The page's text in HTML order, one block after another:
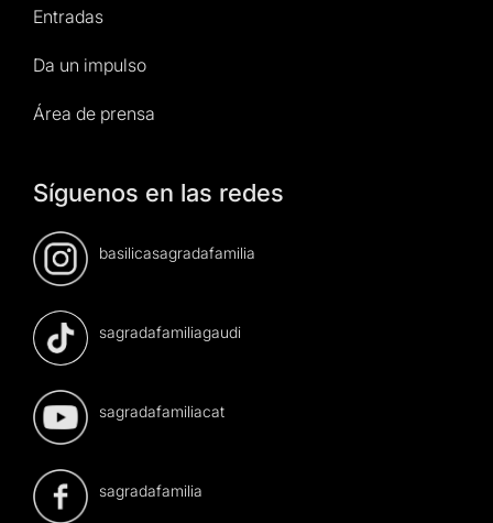
Entradas
Da un impulso
Área de prensa
Síguenos en las redes
basilicasagradafamilia
sagradafamiliagaudi
sagradafamiliacat
sagradafamilia